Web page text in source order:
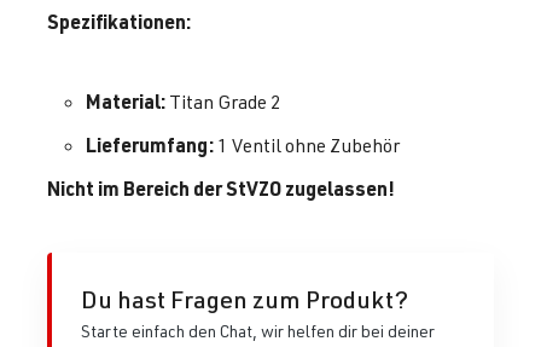
Spezifikationen:
Material: Titan Grade 2
Lieferumfang: 1 Ventil ohne Zubehör
Nicht im Bereich der StVZO zugelassen!
Du hast Fragen zum Produkt?
Starte einfach den Chat, wir helfen dir bei deiner